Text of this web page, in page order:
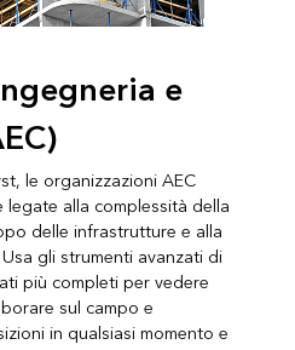
e
le organizzazioni AEC
alla complessità della
delle infrastrutture e alla
gli strumenti avanzati di
più completi per vedere
sul campo e
in qualsiasi momento e